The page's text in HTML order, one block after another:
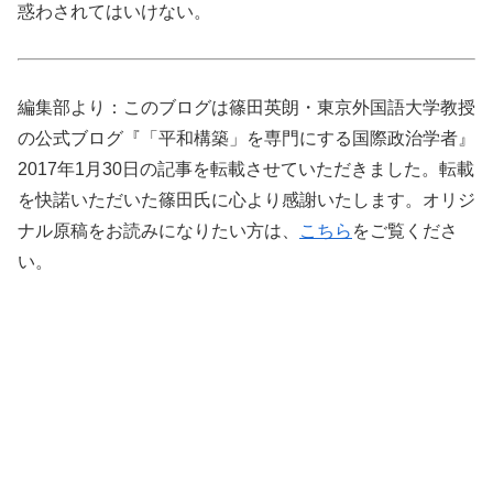
惑わされてはいけない。
編集部より：このブログは篠田英朗・東京外国語大学教授
の公式ブログ『「平和構築」を専門にする国際政治学者』
2017年1月30日の記事を転載させていただきました。転載
を快諾いただいた篠田氏に心より感謝いたします。オリジ
ナル原稿をお読みになりたい方は、
こちら をご覧くださ
い。